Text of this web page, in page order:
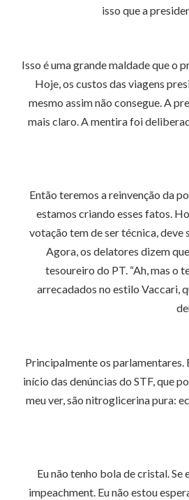
isso que a
Isso é uma grande maldade que o
Hoje, os custos das viagens
mesmo assim não consegue. A
mais claro. A mentira foi
Então teremos a reinvenção da
estamos criando esses fatos.
votação tem de ser técnica, deve
Agora, os delatores dizem
tesoureiro do PT. “Ah, mas o
arrecadados no estilo Vaccari,
Principalmente os parlamentares.
início das denúncias do STF, que
meu ver, são nitroglicerina pura:
Eu não tenho bola de cristal.
impeachment. Eu não estou